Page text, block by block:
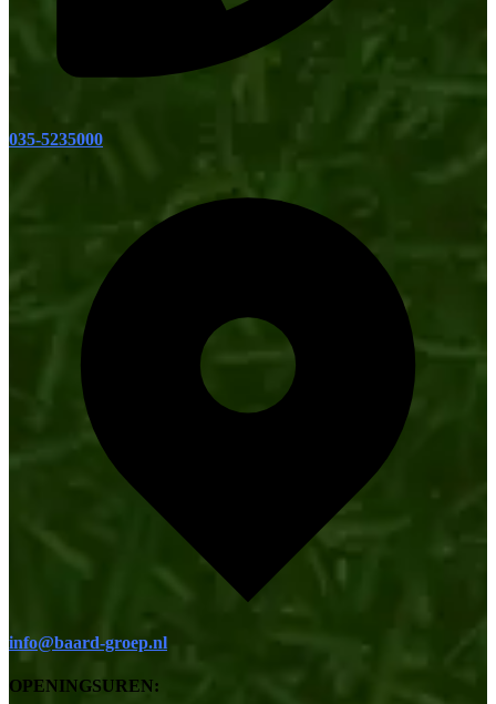
035-5235000
info@baard-groep.nl
OPENINGSUREN: